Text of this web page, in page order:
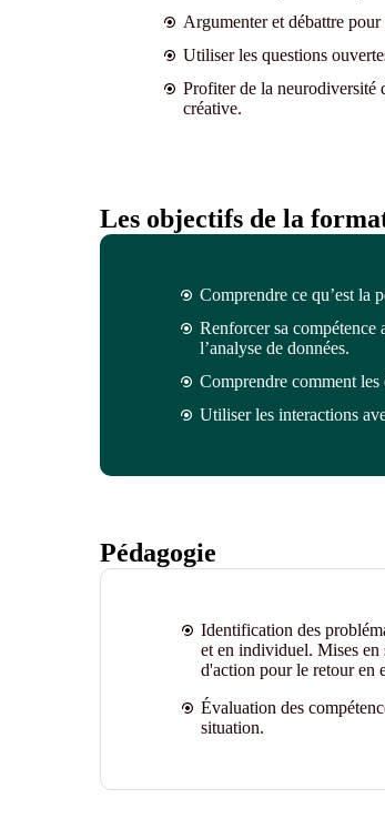
Argumenter et débattre
Utiliser les questions
Profiter de la neurodiversité
créative.
Les objectifs de la
Comprendre ce qu’est la
Renforcer sa compétence
l’analyse de données.
Comprendre commentles
Utiliser les interactions
Pédagogie
Identification des
et en individuel. Mises
d'action pour le retour en
Évaluation des
situation.